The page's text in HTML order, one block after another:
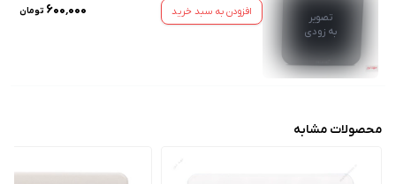
تصویر
به زودی
افزودن به سبد خرید ۶۰۰٬۰۰۰ تومان
محصولات مشابه